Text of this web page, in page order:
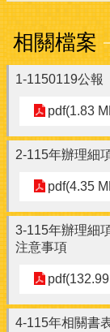
相關檔案
1-1150119公報
pdf(1.83
2-115年辦理細
pdf(4.35
3-115年辦理細
注意事項
4-115年相關書